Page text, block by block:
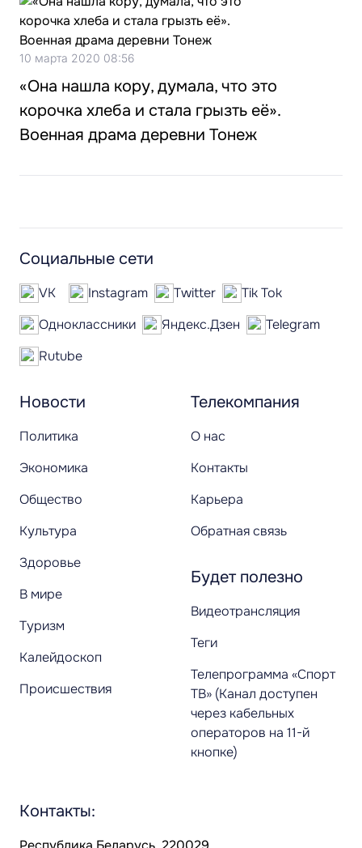
10 марта 2020 08:56
«Она нашла кору, думала, что это
корочка хлеба и стала грызть её».
Военная драма деревни Тонеж
Новости
Политика
Экономика
Общество
Культура
Здоровье
В мире
Туризм
Калейдоскоп
Происшествия
Телекомпания
О нас
Контакты
Карьера
Обратная связь
Будет полезно
Видеотрансляция
Теги
Телепрограмма «Спорт
ТВ» (Канал доступен
через кабельных
операторов на 11-й
кнопке)
Социальные сети
VK Instagram Twitter
Tik Tok
Одноклассники
Яндекс.Дзен
Telegram
Rutube
Контакты: